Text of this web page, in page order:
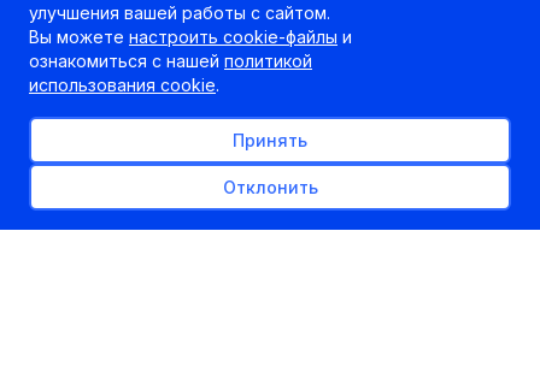
улучшения вашей работы с сайтом.
Вы можете настроить cookie-файлы и
ознакомиться с нашей политикой
использования cookie.
Принять
Отклонить